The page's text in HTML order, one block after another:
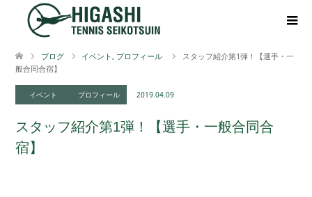
ブログ イベント , プロフィール
スタッフ紹介第1弾！【選手・一
般合同合宿】
イベント プロフィール 2019.04.09
スタッフ紹介第1弾！【選手・一般合同合
宿】